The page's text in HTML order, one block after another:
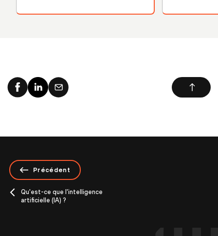
Précédent
Qu'est-ce que l'intelligence
artificielle (IA) ?